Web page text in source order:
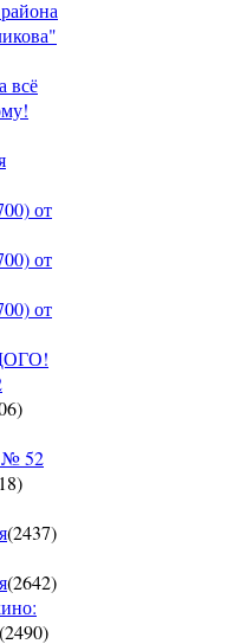
всё
от
от
от
)
№ 52
)
(2437)
(2642)
(2490)